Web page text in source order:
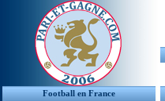
Football en France